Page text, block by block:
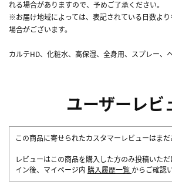
れる場合がありますので、予めご了承ください。
※お届け地域によっては、表記されている日数より
場合がございます。
カルテHD、化粧水、高保湿、全身用、スプレー、
ユーザーレビ
この商品に寄せられたカスタマーレビューはまだ
レビューはこの商品を購入した方のみ投稿いた
イン後、マイページ内 購入履歴一覧 からご確認